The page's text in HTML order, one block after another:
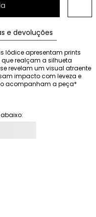
e devoluções
Iódice apresentam prints
realçam a silhueta
revelam um visual atraente
impacto com leveza e
acompanham a peça*